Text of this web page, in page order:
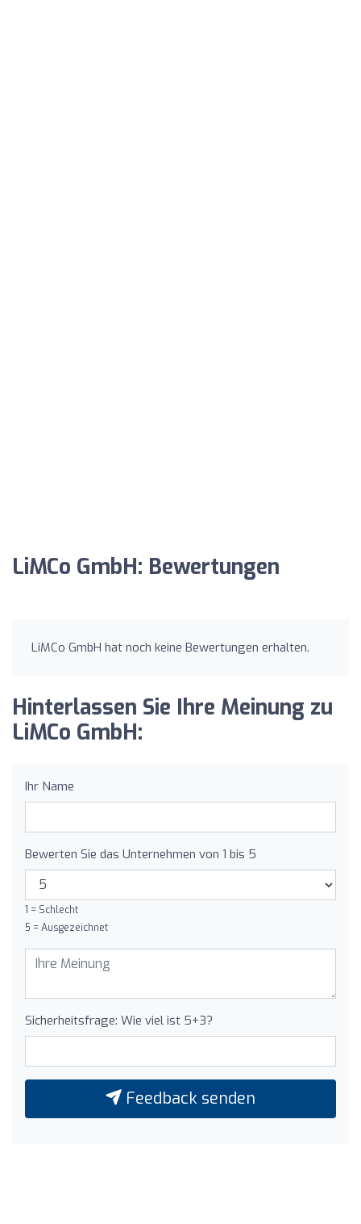
LiMCo GmbH: Bewertungen
LiMCo GmbH hat noch keine Bewertungen erhalten.
Hinterlassen Sie Ihre Meinung zu
LiMCo GmbH:
Ihr Name
Bewerten Sie das Unternehmen von 1 bis 5
1 = Schlecht
5 = Ausgezeichnet
Sicherheitsfrage: Wie viel ist 5+3?
Feedback senden